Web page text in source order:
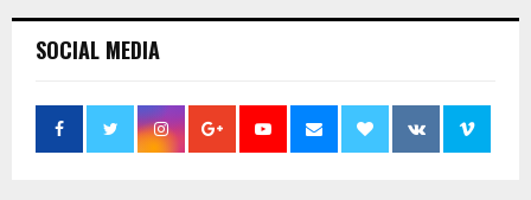
SOCIAL MEDIA